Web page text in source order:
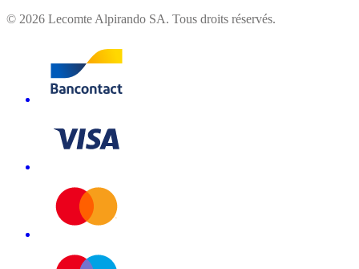
© 2026 Lecomte Alpirando SA. Tous droits réservés.